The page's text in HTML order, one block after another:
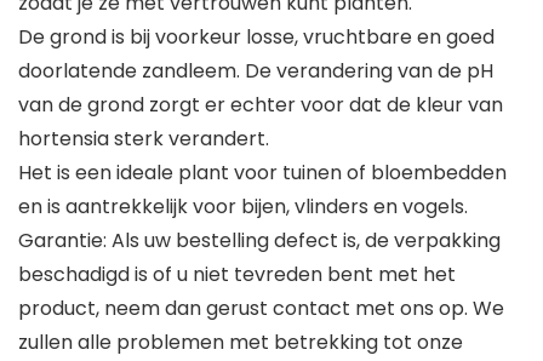
De grond is bij voorkeur losse, vruchtbare en goed
doorlatende zandleem. De verandering van de pH
van de grond zorgt er echter voor dat de kleur van
hortensia sterk verandert.
Het is een ideale plant voor tuinen of bloembedden
en is aantrekkelijk voor bijen, vlinders en vogels.
Garantie: Als uw bestelling defect is, de verpakking
beschadigd is of u niet tevreden bent met het
product, neem dan gerust contact met ons op. We
zullen alle problemen met betrekking tot onze